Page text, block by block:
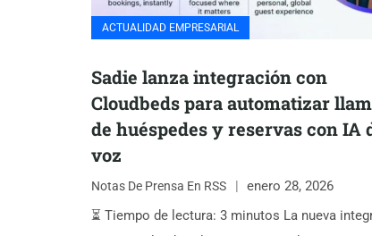
ACTUALIDAD EMPRESARIAL
Sadie lanza integración con
Cloudbeds para automatizar
de huéspedes y reservas con IA
voz
Notas De Prensa En RSS
enero 28, 2026
⏳ Tiempo de lectura: 3 minutos La nueva